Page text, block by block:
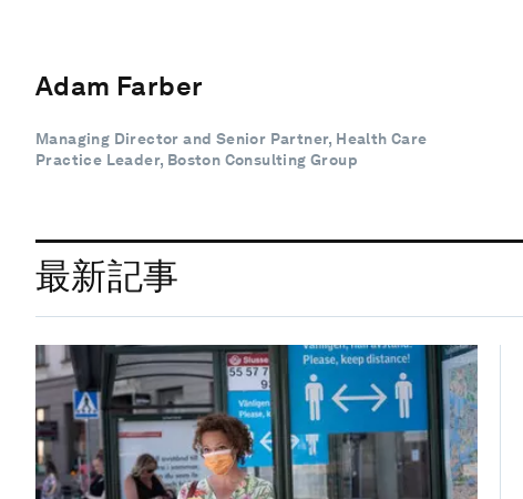
Adam Farber
Managing Director and Senior Partner, Health Care
Practice Leader, Boston Consulting Group
最新記事